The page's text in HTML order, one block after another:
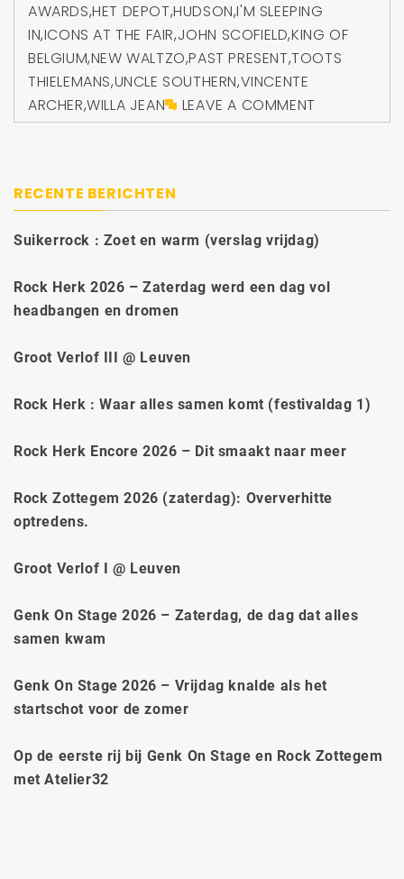
AWARDS,HET DEPOT,HUDSON,I'M SLEEPING
IN,ICONS AT THE FAIR,JOHN SCOFIELD,KING OF
BELGIUM,NEW WALTZO,PAST PRESENT,TOOTS
THIELEMANS,UNCLE SOUTHERN,VINCENTE
ARCHER,WILLA JEAN LEAVE A COMMENT
RECENTE BERICHTEN
Suikerrock : Zoet en warm (verslag vrijdag)
Rock Herk 2026 – Zaterdag werd een dag vol
headbangen en dromen
Groot Verlof III @ Leuven
Rock Herk : Waar alles samen komt (festivaldag 1)
Rock Herk Encore 2026 – Dit smaakt naar meer
Rock Zottegem 2026 (zaterdag): Oververhitte
optredens.
Groot Verlof I @ Leuven
Genk On Stage 2026 – Zaterdag, de dag dat alles
samen kwam
Genk On Stage 2026 – Vrijdag knalde als het
startschot voor de zomer
Op de eerste rij bij Genk On Stage en Rock Zottegem
met Atelier32